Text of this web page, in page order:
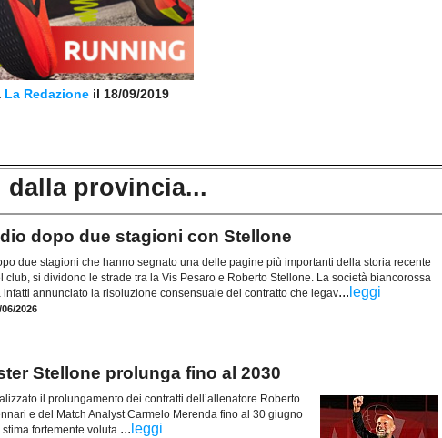
La Redazione il 18/09/2019
provincia...
dopo due stagioni con Stellone
due stagioni che hanno segnato una delle pagine più importanti della storia recente
club, si dividono le strade tra la Vis Pesaro e Roberto Stellone. La società biancorossa
infatti annunciato la risoluzione consensuale del contratto che legav... leggi
06/2026
Stellone prolunga fino al 2030
il prolungamento dei contratti dell’allenatore Roberto
e del Match Analyst Carmelo Merenda fino al 30 giugno
fortemente voluta ... leggi